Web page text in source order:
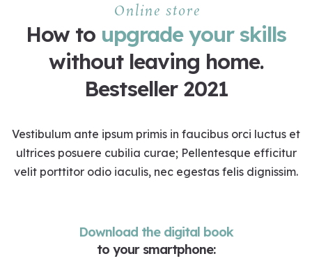
Online store
How to upgrade your skills
without leaving home.
Bestseller 2021
Vestibulum ante ipsum primis in faucibus orci luctus et
ultrices posuere cubilia curae; Pellentesque efficitur
velit porttitor odio iaculis, nec egestas felis dignissim.
Download the digital book
to your smartphone: